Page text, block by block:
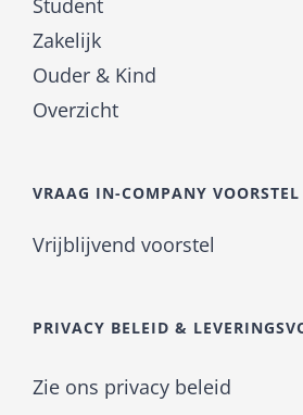
Student
Zakelijk
Ouder & Kind
Overzicht
VRAAG IN-COMPANY
Vrijblijvend voorstel
PRIVACY BELEID &
Zie ons privacy beleid